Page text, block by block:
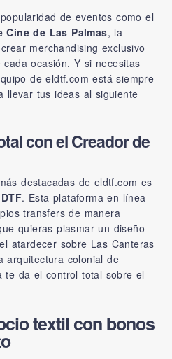
de eventos como el
de Las Palmas, la
merchandising exclusivo
ocasión. Y si necesitas
deeldtf.com está siempre
llevar tus ideas al siguiente
con el Creador de
destacadas de eldtf.com es
. Esta plataforma en línea
transfers de manera
quieras plasmar un diseño
atardecer sobre Las Canteras
arquitectura colonial de
te da el control total sobre el
textil con bonos